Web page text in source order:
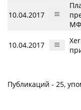
10.04.2017
10.04.2017
Публикаций - 25,